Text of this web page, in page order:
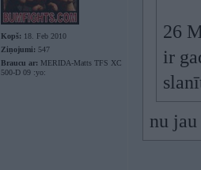
Kopš: 18. Feb 2010
Ziņojumi: 547
Braucu ar: MERIDA-Matts TFS XC
500-D 09 :yo:
26
ir
nu